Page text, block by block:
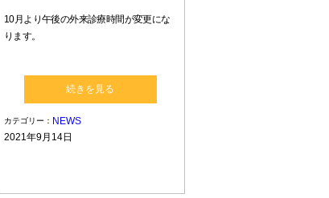
10月より午後の外来診療時間が変更にな
ります。
続きを見る
カテゴリー： NEWS
2021年9月14日